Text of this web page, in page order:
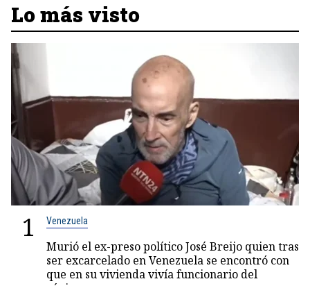
Lo más visto
1 Venezuela
Murió el ex-preso político José Breijo quien tras
ser excarcelado en Venezuela se encontró con
que en su vivienda vivía funcionario del